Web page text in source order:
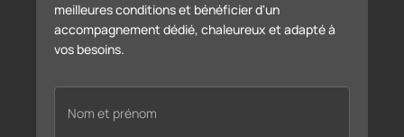
meilleures conditions et bénéficier d'un
accompagnement dédié, chaleureux et adapté à
vos besoins.
Nom et prénom